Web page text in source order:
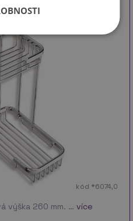
kód *6074,0
výška 260 mm. … více